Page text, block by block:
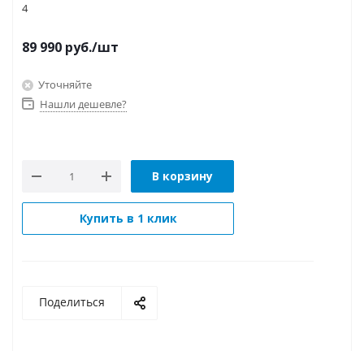
4
89 990 руб./шт
Уточняйте
Нашли дешевле?
В корзину
Купить в 1 клик
Поделиться